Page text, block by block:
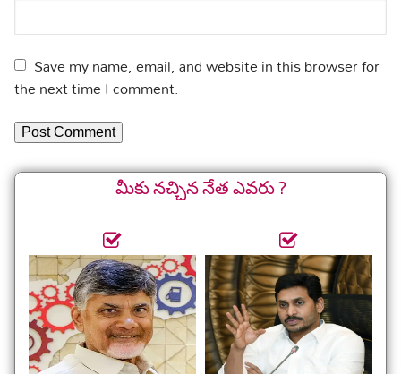
Save my name, email, and website in this browser for
the next time I comment.
మీకు నచ్చిన నేత ఎవరు ?